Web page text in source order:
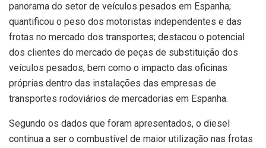
panorama do setor de veículos pesados em Espanha;
quantificou o peso dos motoristas independentes e das
frotas no mercado dos transportes; destacou o potencial
dos clientes do mercado de peças de substituição dos
veículos pesados, bem como o impacto das oficinas
próprias dentro das instalações das empresas de
transportes rodoviários de mercadorias em Espanha.
Segundo os dados que foram apresentados, o diesel
continua a ser o combustível de maior utilização nas frotas